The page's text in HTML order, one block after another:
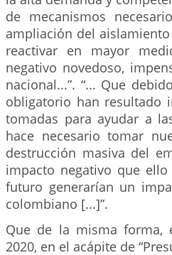
de mecanismos
ampliación del
reactivar en mayor
negativo novedoso,
nacional...”. “... Que
obligatorio han resultado
tomadas para ayudar a
hace necesario tomar
destrucción masiva del
impacto negativo que
futuro generarían un
colombiano [...]”.
Que de la misma forma,
2020, en el acápite de